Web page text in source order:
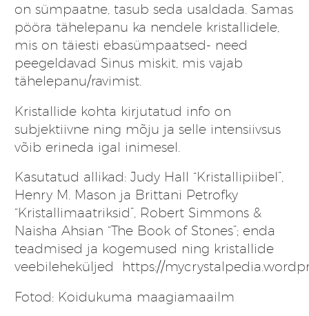
on sümpaatne, tasub seda usaldada. Samas
pööra tähelepanu ka nendele kristallidele,
mis on täiesti ebasümpaatsed- need
peegeldavad Sinus miskit, mis vajab
tähelepanu/ravimist.
Kristallide kohta kirjutatud info on
subjektiivne ning mõju ja selle intensiivsus
võib erineda igal inimesel.
Kasutatud allikad: Judy Hall “Kristallipiibel”,
Henry M. Mason ja Brittani Petrofky
“Kristallimaatriksid”, Robert Simmons &
Naisha Ahsian “The Book of Stones”; enda
teadmised ja kogemused ning kristallide
veebileheküljed
https://
Fotod: Koidukuma maagiamaailm